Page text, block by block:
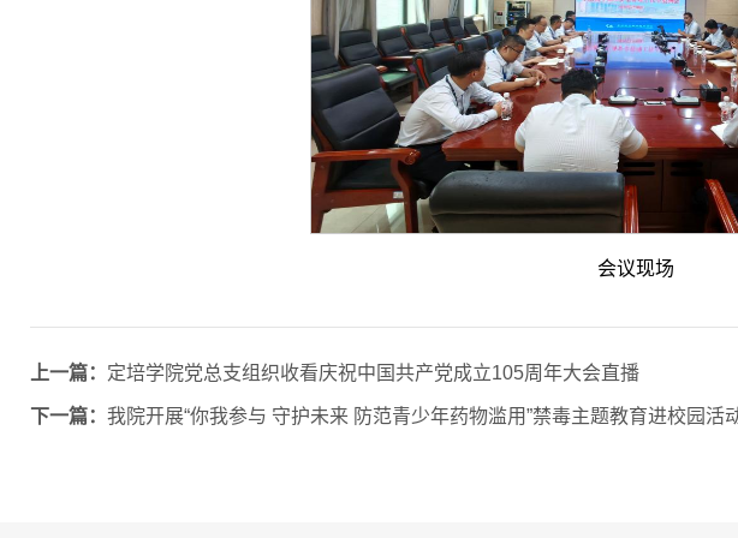
会议现场
上一篇： 定培学院党总支组织收看庆祝中国共产党成立105周年大会直播
下一篇： 我院开展“你我参与 守护未来 防范青少年药物滥用”禁毒主题教育进校园活